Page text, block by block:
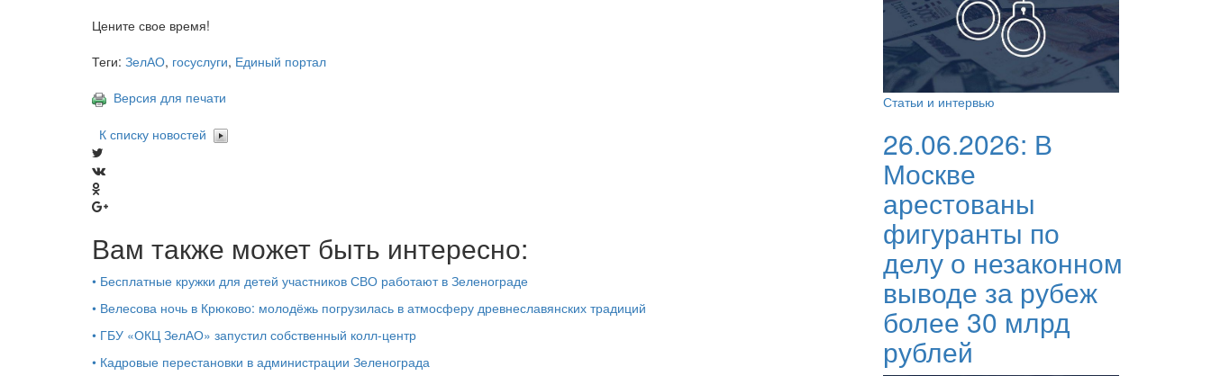
Цените свое время!
Теги: ЗелАО, госуслуги, Единый портал
Версия для печати
К списку новостей
Вам также может быть интересно:
• Бесплатные кружки для детей участников СВО работают в Зеленограде
• Велесова ночь в Крюково: молодёжь погрузилась в атмосферу древнеславянских традиций
• ГБУ «ОКЦ ЗелАО» запустил собственный колл-центр
• Кадровые перестановки в администрации Зеленограда
Статьи и интервью
26.06.2026: В
Москве
арестованы
фигуранты по
делу о незаконном
выводе за рубеж
более 30 млрд
рублей